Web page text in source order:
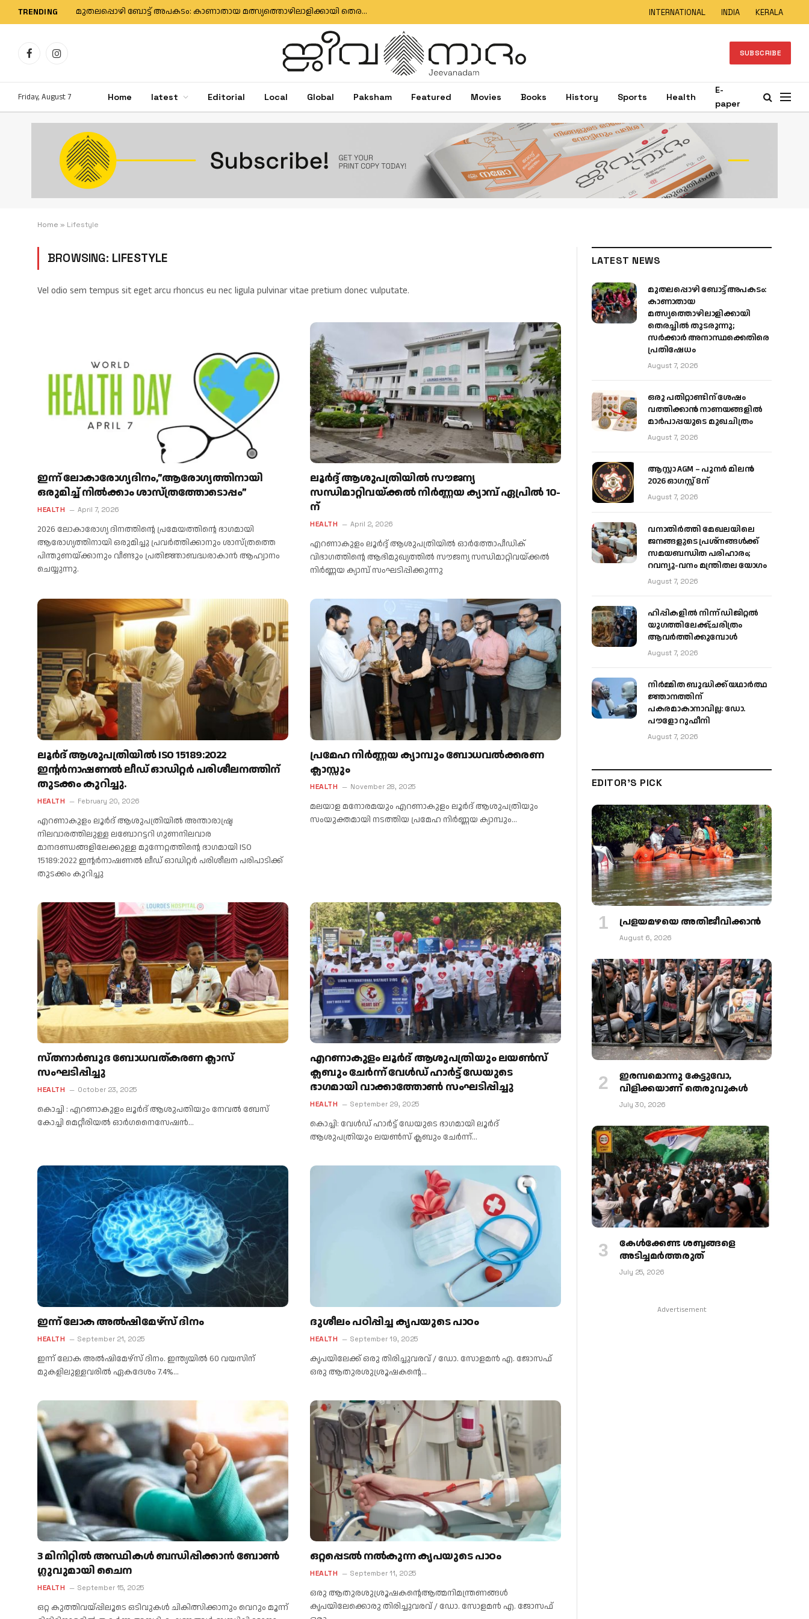
TRENDING മുതലപ്പൊഴി ബോട്ട് അപകടം: കാണാതായ മത്സ്യത്തൊഴിലാളിക്കായി തെരച്ചിൽ തുടരുന്നു; സർക്കാർ അനാസ്ഥക്കെതിരെ പ്രതിഷേധം INTERNATIONAL INDIA KERALA
FacebookInstagram SUBSCRIBE
Friday, August 7 Home latest Editorial Local Global Paksham Featured Movies Books History Sports Health
E-
paper
Home » Lifestyle
BROWSING: LIFESTYLE
Vel odio sem tempus sit eget arcu rhoncus eu nec ligula pulvinar vitae pretium donec vulputate.
ഇന്ന് ലോകാരോഗ്യദിനം,”ആരോഗ്യത്തിനായി
ഒരുമിച്ച് നിൽക്കാം ശാസ്ത്രത്തോടൊപ്പം”
HEALTH April 7, 2026
2026 ലോകാരോഗ്യ ദിനത്തിന്റെ പ്രമേയത്തിന്റെ ഭാഗമായി
ആരോഗ്യത്തിനായി ഒരുമിച്ചു പ്രവർത്തിക്കാനും ശാസ്ത്രത്തെ
പിന്തുണയ്ക്കാനും വീണ്ടും പ്രതിജ്ഞാബദ്ധരാകാൻ ആഹ്വാനം
ചെയ്യുന്നു.
ലൂർദ്ദ് ആശുപത്രിയിൽ സൗജന്യ
സന്ധിമാറ്റിവയ്ക്കൽ നിർണ്ണയ ക്യാമ്പ് ഏപ്രിൽ 10-
ന്​
HEALTH April 2, 2026
എറണാകുളം ലൂർദ്ദ് ആശുപത്രിയിൽ ഓർത്തോപീഡിക്
വിഭാഗത്തിന്റെ ആഭിമുഖ്യത്തിൽ സൗജന്യ സന്ധിമാറ്റിവയ്ക്കൽ
നിർണ്ണയ ക്യാമ്പ് സംഘടിപ്പിക്കുന്നു
ലൂർദ് ആശുപത്രിയിൽ ISO 15189:2022
ഇന്റർനാഷണൽ ലീഡ് ഓഡിറ്റർ പരിശീലനത്തിന്
തുടക്കം കുറിച്ചു.
HEALTH February 20, 2026
എറണാകുളം ലൂർദ് ആശുപത്രിയിൽ അന്താരാഷ്ട്ര
നിലവാരത്തിലുള്ള ലബോറട്ടറി ഗുണനിലവാര
മാനദണ്ഡങ്ങളിലേക്കുള്ള മുന്നേറ്റത്തിന്റെ ഭാഗമായി ISO
15189:2022 ഇന്റർനാഷണൽ ലീഡ് ഓഡിറ്റർ പരിശീലന പരിപാടിക്ക്
തുടക്കം കുറിച്ചു
പ്രമേഹ നിർണ്ണയ ക്യാമ്പും ബോധവൽക്കരണ
ക്ലാസ്സും
HEALTH November 28, 2025
മലയാള മനോരമയും എറണാകുളം ലൂർദ് ആശുപത്രിയും
സംയുക്തമായി നടത്തിയ പ്രമേഹ നിർണ്ണയ ക്യാമ്പും…
സ്തനാർബുദ ബോധവത്കരണ ക്ലാസ്
സംഘടിപ്പിച്ചു
HEALTH October 23, 2025
കൊച്ചി : എറണാകുളം ലൂർദ് ആശുപതിയും നേവൽ ബേസ്
കോച്ചി മെറ്റീരിയൽ ഓർഗനൈസേഷൻ…
എറണാകുളം ലൂർദ് ആശുപത്രിയും ലയൺസ്
ക്ലബും ചേർന്ന് വേൾഡ് ഹാർട്ട് ഡേയുടെ
ഭാഗമായി വാക്കാത്തോൺ സംഘടിപ്പിച്ചു
HEALTH September 29, 2025
കൊച്ചി: വേൾഡ് ഹാർട്ട് ഡേയുടെ ഭാഗമായി ലൂർദ്
ആശുപത്രിയും ലയൺസ് ക്ലബും ചേർന്ന്…
ഇന്ന് ലോക അൽഷിമേഴ്‌സ് ദിനം
HEALTH September 21, 2025
ഇന്ന് ലോക അൽഷിമേഴ്‌സ് ദിനം. ഇന്ത്യയിൽ 60 വയസിന്
മുകളിലുള്ളവരിൽ ഏകദേശം 7.4%…
ദുശീലം പഠിപ്പിച്ച കൃപയുടെ പാഠം
HEALTH September 19, 2025
കൃപയിലേക്ക് ഒരു തിരിച്ചുവരവ് / ഡോ. സോളമന്‍ എ. ജോസഫ്
ഒരു ആതുരശുശ്രൂഷകന്റെ…
3 മിനിറ്റിൽ അസ്ഥികൾ ബന്ധിപ്പിക്കാൻ ബോൺ
ഗ്ലുവുമായി ചൈന
HEALTH September 15, 2025
ഒറ്റ കുത്തിവയ്പ്പിലൂടെ ഒടിവുകൾ ചികിത്സിക്കാനും വെറും മൂന്ന്
ഒറ്റപ്പെടല്‍ നല്‍കുന്ന കൃപയുടെ പാഠം
HEALTH September 11, 2025
ഒരു ആതുരശുശ്രൂഷകന്റെആത്മനിമന്ത്രണങ്ങള്‍
കൃപയിലേക്കൊരു തിരിച്ചുവരവ് / ഡോ. സോളമന്‍ എ. ജോസഫ്
LATEST NEWS
മുതലപ്പൊഴി ബോട്ട് അപകടം:
കാണാതായ
മത്സ്യത്തൊഴിലാളിക്കായി
തെരച്ചിൽ തുടരുന്നു;
സർക്കാർ അനാസ്ഥക്കെതിരെ
പ്രതിഷേധം
August 7, 2026
ഒരു പതിറ്റാണ്ടിന് ശേഷം
വത്തിക്കാൻ നാണയങ്ങളിൽ
മാർപാപ്പയുടെ മുഖചിത്രം
August 7, 2026
ആസ്റ്റാ AGM – പുനർ മിലൻ
2026 ഓഗസ്റ്റ് 8ന്
August 7, 2026
വനാതിർത്തി മേഖലയിലെ
ജനങ്ങളുടെ പ്രശ്നങ്ങൾക്ക്
സമയബന്ധിത പരിഹാരം;
റവന്യൂ-വനം മന്ത്രിതല യോഗം
August 7, 2026
ഹിപ്പികളില്‍ നിന്ന് ഡിജിറ്റല്‍
യുഗത്തിലേക്ക്;ചരിത്രം
ആവര്‍ത്തിക്കുമ്പോള്‍
August 7, 2026
നിർമ്മിത ബുദ്ധിക്ക് യഥാർത്ഥ
ജ്ഞാനത്തിന്
പകരമാകാനാവില്ല: ഡോ.
പൗളോ റുഫീനി
August 7, 2026
EDITOR'S PICK
പ്രളയമഴയെ അതിജീവിക്കാന്‍
August 6, 2026
ഇരമ്പമൊന്നു കേട്ടുവോ,
വിളിക്കയാണ് തെരുവുകള്‍
July 30, 2026
കേള്‍ക്കേണ്ട ശബ്ദങ്ങളെ
അടിച്ചമര്‍ത്തരുത്
July 25, 2026
Advertisement